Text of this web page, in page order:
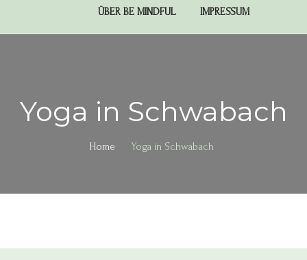
ÜBER BE MINDFUL IMPRESSUM
Yoga in Schwabach
Home Yoga in Schwabach